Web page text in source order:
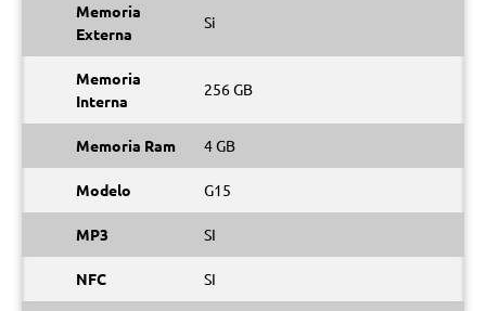
Memoria
Externa
Si
Memoria
Interna
256 GB
Memoria Ram 4 GB
Modelo G15
MP3 SI
NFC SI